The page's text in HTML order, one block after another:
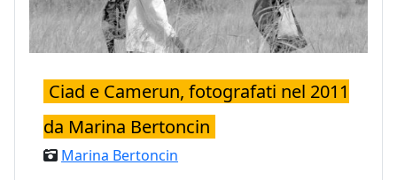
Ciad e Camerun, fotografati nel 2011
da Marina Bertoncin
Marina Bertoncin